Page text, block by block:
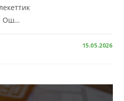
15.05.2026